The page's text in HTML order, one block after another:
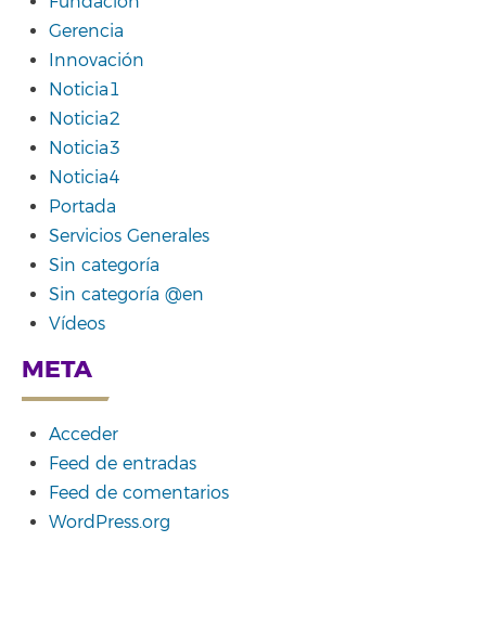
Gerencia
Innovación
Noticia1
Noticia2
Noticia3
Noticia4
Portada
Servicios Generales
Sin categoría
Sin categoría @en
Vídeos
META
Acceder
Feed de entradas
Feed de comentarios
WordPress.org